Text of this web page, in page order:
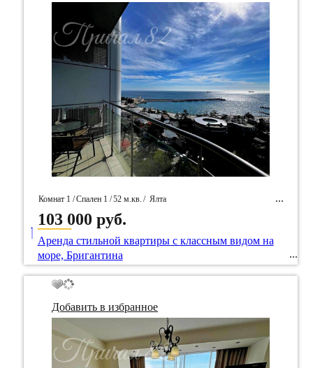
Комнат 1 /Спален 1 /52 м.кв. / Ялта
/ Идентификатор собственность 83667
103 000 руб.
____
Аренда стильной квартиры с классным видом на
море, Бригантина
Добавить в избранное